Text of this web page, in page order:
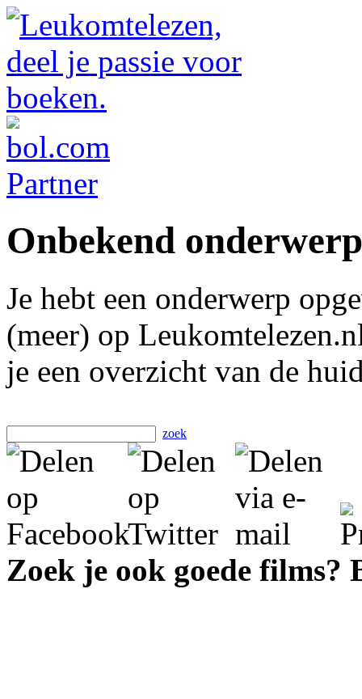
Onbekend onderwerp
Je hebt een onderwerp
(meer) op
je een overzicht van de
zoek
Zoek je ook goede films?